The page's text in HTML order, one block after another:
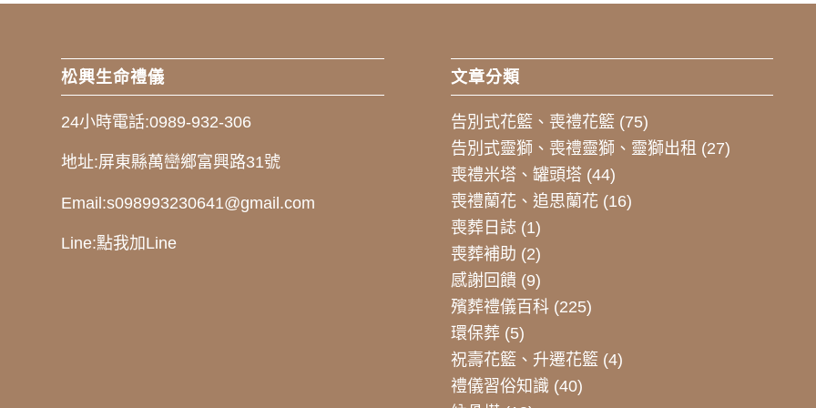
松興生命禮儀
24小時電話:0989-932-306
地址:屏東縣萬巒鄉富興路31號
Email:s098993230641@gmail.com
Line:點我加Line
文章分類
告別式花籃、喪禮花籃 (75)
告別式靈獅、喪禮靈獅、靈獅出租 (27)
喪禮米塔、罐頭塔 (44)
喪禮蘭花、追思蘭花 (16)
喪葬日誌 (1)
喪葬補助 (2)
感謝回饋(9)
殯葬禮儀百科(225)
環保葬(5)
祝壽花籃、升遷花籃 (4)
禮儀習俗知識 (40)